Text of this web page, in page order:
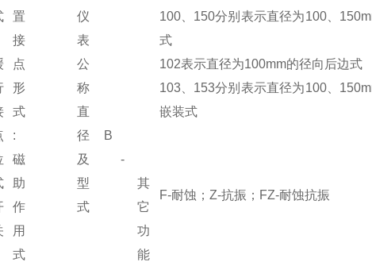
置
接
点
形
式
:
磁
助
作
用
式
仪
表
公
称
直
径
及
型
式
100、150分别表示直径为100、
式
102表示直径为100mm的径向后边式
103、153分别表示直径为100、
嵌装式
B
-
其
它
功
能
F-耐蚀；Z-抗振；FZ-耐蚀抗振